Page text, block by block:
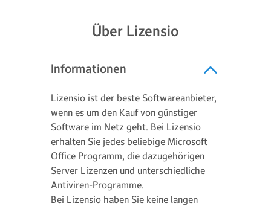
Über Lizensio
Informationen
Lizensio ist der beste Softwareanbieter,
wenn es um den Kauf von günstiger
Software im Netz geht. Bei Lizensio
erhalten Sie jedes beliebige Microsoft
Office Programm, die dazugehörigen
Server Lizenzen und unterschiedliche
Antiviren-Programme.
Bei Lizensio haben Sie keine langen